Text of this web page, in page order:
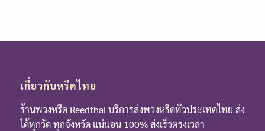
เกี่ยวกับหรีดไทย
ร้านพวงหรีด Reedthai บริการส่งพวงหรีดทั่วประเทศไทย ส่ง
ได้ทุกวัด ทุกจังหวัด แน่นอน 100% ส่งเร็วตรงเวลา